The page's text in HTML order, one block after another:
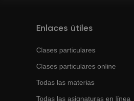
Enlaces útiles
Clases particulares
Clases particulares online
Todas las materias
Todas las asignaturas en línea